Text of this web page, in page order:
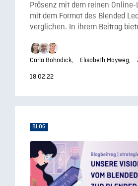
Präsenz mit dem reinen
mit dem Format des Blended
verglichen. In ihrem Beitrag
Carla Bohndick, Elisabeth Mayweg,
18.02.22
BLOG